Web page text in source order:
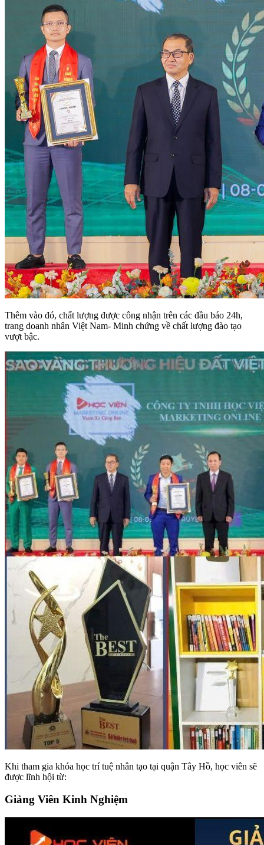
Thêm vào đó, chất lượng được công nhận trên các đầu báo 24h,
trang doanh nhân Việt Nam- Minh chứng về chất lượng đào tạo
vượt bậc.
Khi tham gia khóa học trí tuệ nhân tạo tại quận Tây Hồ, học viên sẽ
được lĩnh hội từ:
Giảng Viên Kinh Nghiệm